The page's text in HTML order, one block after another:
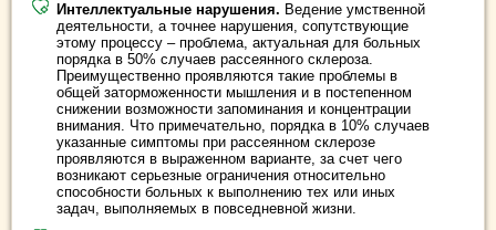
Интеллектуальные нарушения. Ведение умственной
деятельности, а точнее нарушения, сопутствующие
этому процессу – проблема, актуальная для больных
порядка в 50% случаев рассеянного склероза.
Преимущественно проявляются такие проблемы в
общей заторможенности мышления и в постепенном
снижении возможности запоминания и концентрации
внимания. Что примечательно, порядка в 10% случаев
указанные симптомы при рассеянном склерозе
проявляются в выраженном варианте, за счет чего
возникают серьезные ограничения относительно
способности больных к выполнению тех или иных
задач, выполняемых в повседневной жизни.